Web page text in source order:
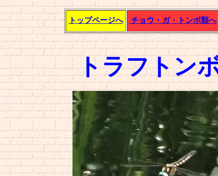
トップページへ チョウ・ガ・トンボ類へ
トラフトン